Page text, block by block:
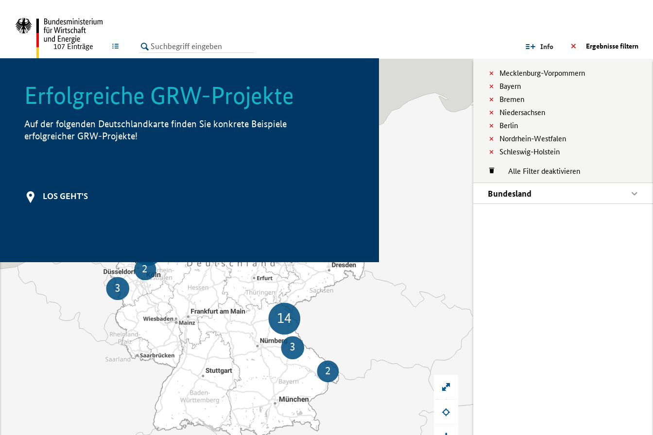
LISTE Ergebnisse filtern
Info
Mecklenburg-Vorpommern
Bayern
Bremen
Niedersachsen
Berlin
Nordrhein-Westfalen
Schleswig-Holstein
Alle Filter deaktivieren
Bundesland
107 Einträge
Erfolgreiche GRW-Projekte
Auf der folgenden Deutschlandkarte finden Sie konkrete Beispiele
erfolgreicher GRW-Projekte!
LOS GEHT'S